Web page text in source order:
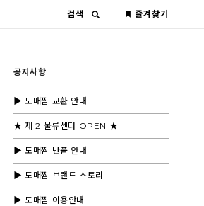
검색 즐겨찾기
공지사항
▶ 도매찜 교환 안내
★ 제 2 물류센터 OPEN ★
▶ 도매찜 반품 안내
▶ 도매찜 브랜드 스토리
▶ 도매찜 이용안내
원 (부가세별도)